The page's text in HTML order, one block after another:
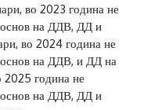
во 2023 година не
основ на ДДВ, ДД и
во 2024 година не
основ на ДДВ, и ДД на
2025 година не
основ на ДДВ, ДД и